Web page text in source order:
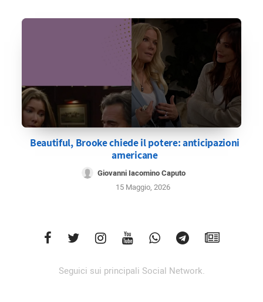
Beautiful, Brooke chiede il potere: anticipazioni
americane
Giovanni Iacomino Caputo
15 Maggio, 2026
Seguici sui principali Social Network.